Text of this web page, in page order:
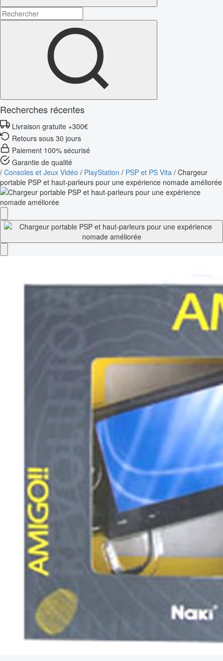
Recherches récentes
Livraison gratuite +300€
Retours sous 30 jours
Paiement 100% sécurisé
Garantie de qualité
/ Consoles et Jeux Vidéo / PlayStation / PSP et PS Vita / Chargeur
portable PSP et haut-parleurs pour une expérience nomade améliorée